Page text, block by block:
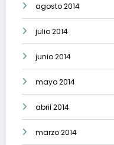
agosto 2014
julio 2014
junio 2014
mayo 2014
abril 2014
marzo 2014